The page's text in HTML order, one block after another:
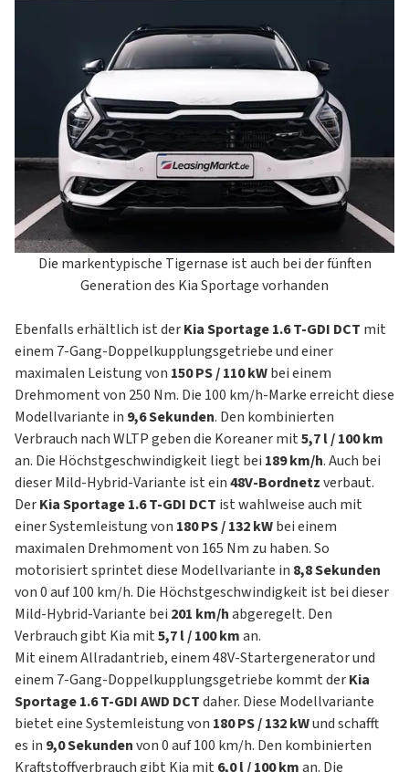
Die markentypische Tigernase ist auch bei der fünften
Generation des Kia Sportage vorhanden
Ebenfalls erhältlich ist derKia Sportage 1.6 T-GDI DCT mit
einem 7-Gang-Doppelkupplungsgetriebe und einer
maximalen Leistung von 150 PS / 110 kWbei einem
Drehmoment von 250 Nm. Die 100 km/h-Marke erreicht diese
Modellvariante in 9,6 Sekunden. Den kombinierten
Verbrauch nach WLTP geben die Koreaner mit5,7 l / 100 km
an. Die Höchstgeschwindigkeit liegt bei 189 km/h. Auch bei
dieser Mild-Hybrid-Variante ist ein48V-Bordnetzverbaut.
DerKia Sportage 1.6 T-GDI DCT ist wahlweise auch mit
einer Systemleistung von 180 PS / 132 kWbei einem
maximalen Drehmoment von 165 Nm zu haben. So
motorisiert sprintet diese Modellvariante in 8,8 Sekunden
von 0 auf 100 km/h. Die Höchstgeschwindigkeit ist bei dieser
Mild-Hybrid-Variante bei 201 km/habgeregelt. Den
Verbrauch gibt Kia mit5,7 l / 100 kman.
Mit einem Allradantrieb, einem 48V-Startergenerator und
einem 7-Gang-Doppelkupplungsgetriebe kommt derKia
Sportage 1.6 T-GDI AWD DCTdaher. Diese Modellvariante
bietet eine Systemleistung von 180 PS / 132 kWund schafft
es in 9,0 Sekundenvon 0 auf 100 km/h. Den kombinierten
Kraftstoffverbrauch gibt Kia mit 6,0 l / 100 kman. Die